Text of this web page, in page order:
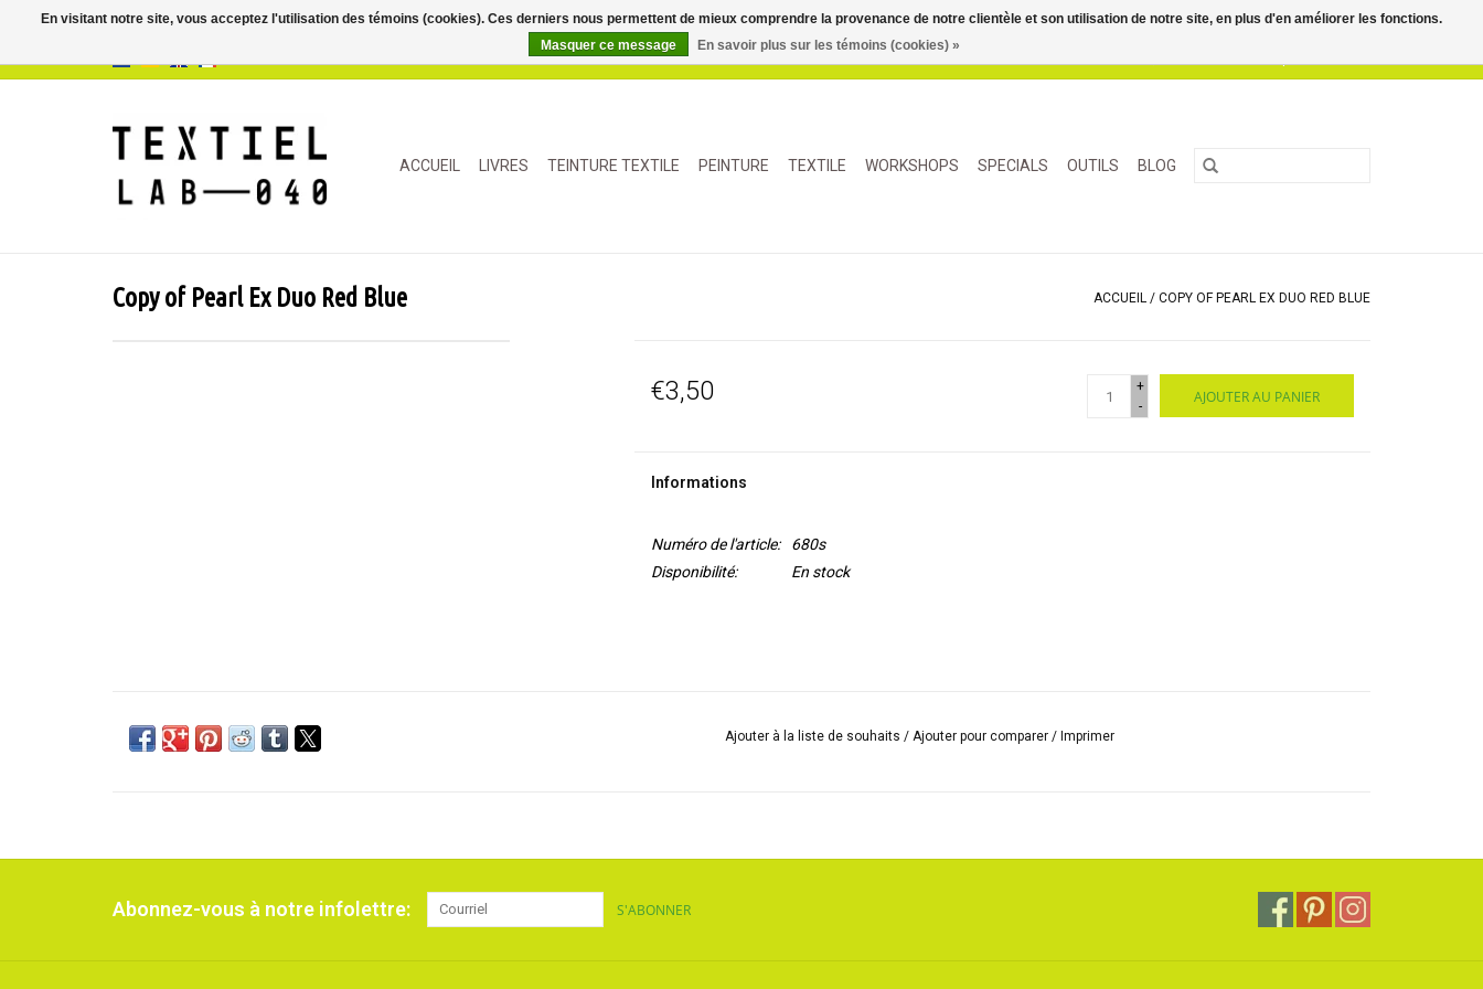
ACCUEIL LIVRES TEINTURE TEXTILE PEINTURE TEXTILE WORKSHOPS SPECIALS OUTILS BLOG
Copy of Pearl Ex Duo Red Blue ACCUEIL / COPY OF PEARL EX DUO RED BLUE
€3,50
+
-
AJOUTER AU PANIER
Informations
Numéro de l'article:
680s
Disponibilité:
En stock
Ajouter à la liste de souhaits/Ajouter pour comparer/ Imprimer
Abonnez-vous à notre infolettre: S'ABONNER
En visitant notre site, vous acceptez l'utilisation des témoins (cookies). Ces derniers nous permettent de mieux comprendre la provenance de notre clientèle et son utilisation de notre site, en plus d'en améliorer les fonctions.
Masquer ce message
En savoir plus sur les témoins (cookies) »